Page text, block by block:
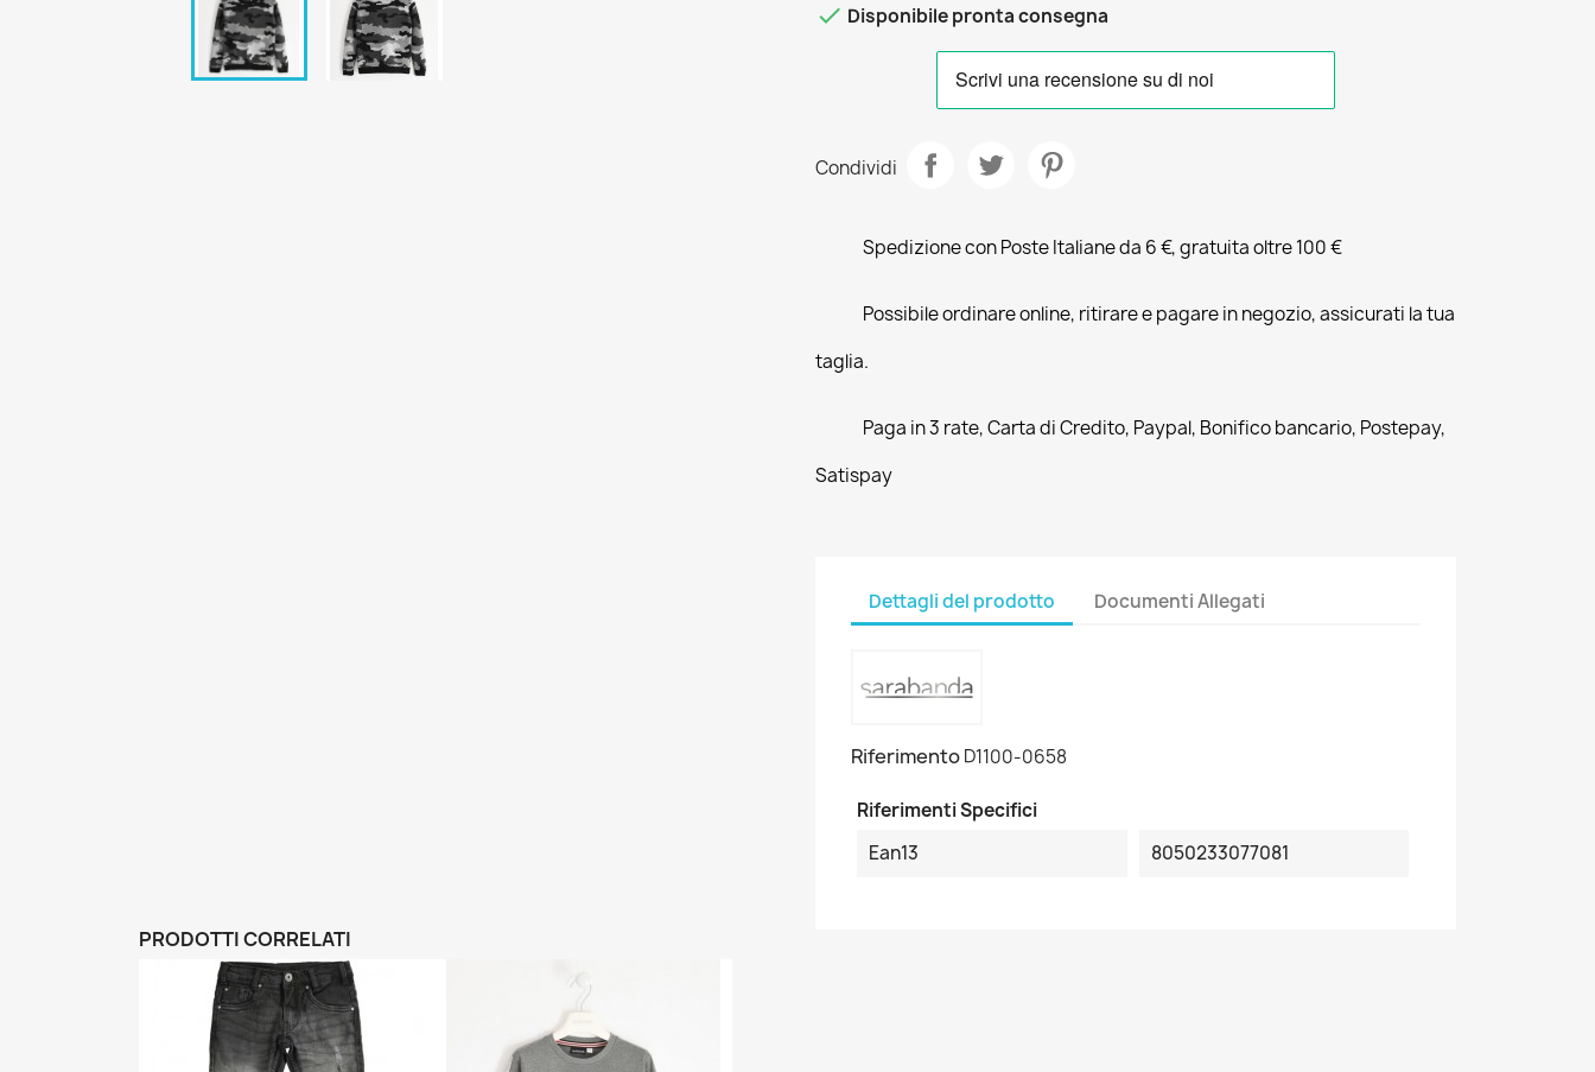
 Disponibile pronta consegna
Condividi
Spedizione con Poste Italiane da 6 €, gratuita oltre 100 €
Possibile ordinare online, ritirare e pagare in negozio, assicurati la tua
taglia.
Paga in 3 rate, Carta di Credito, Paypal, Bonifico bancario, Postepay,
Satispay
Dettagli del prodotto Documenti Allegati
RiferimentoD1100-0658
Riferimenti Specifici
Ean13
8050233077081
PRODOTTI CORRELATI